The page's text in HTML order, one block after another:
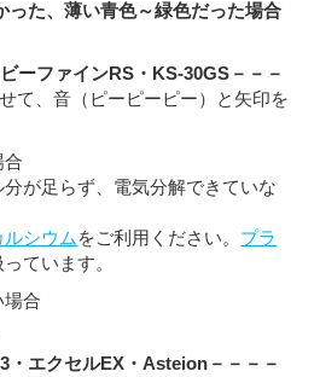
った、薄い青色～緑色だった場合
ーファインRS・KS-30GS－－－
て、音（ピーピーピー）と矢印を
が足らず、電気分解できていな
シウム をご利用ください。 プラ
ています。
合
・エクセルEX・Asteion－－－－